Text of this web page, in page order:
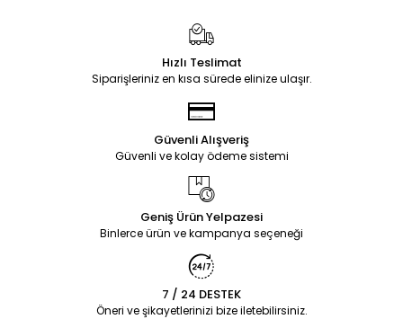
Hızlı Teslimat
Siparişleriniz en kısa sürede elinize ulaşır.
Güvenli Alışveriş
Güvenli ve kolay ödeme sistemi
Geniş Ürün Yelpazesi
Binlerce ürün ve kampanya seçeneği
7 / 24 DESTEK
Öneri ve şikayetlerinizi bize iletebilirsiniz.